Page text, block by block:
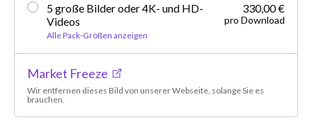
5 große Bilder oder 4K- und HD-
Videos
Alle Pack-Größen anzeigen
330,00 €
pro Download
Market Freeze
Wir entfernen dieses Bild von unserer Webseite, solange Sie es
brauchen.